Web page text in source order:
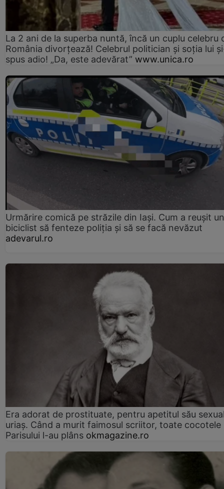
La 2 ani de la superba nuntă, încă un cuplu celebru
România divorțează! Celebrul politician și soția lui
spus adio! „Da, este adevărat” www.unica.ro
Urmărire comică pe străzile din Iași. Cum a reușit un
biciclist să fenteze poliția și să se facă nevăzut
adevarul.ro
Era adorat de prostituate, pentru apetitul său
uriaș. Când a murit faimosul scriitor, toate cocotele
Parisului l-au plâns okmagazine.ro